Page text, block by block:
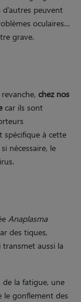
peuvent
oculaires…
grave.
chez nos
car ils sont
spécifique à cette
nécessaire, le
Anaplasma
des tiques,
transmet aussi la
de la fatigue, une
le gonflement des